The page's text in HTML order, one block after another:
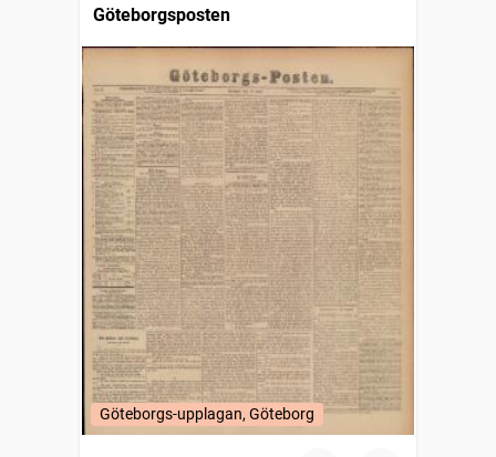
Göteborgsposten
Göteborgs-upplagan, Göteborg